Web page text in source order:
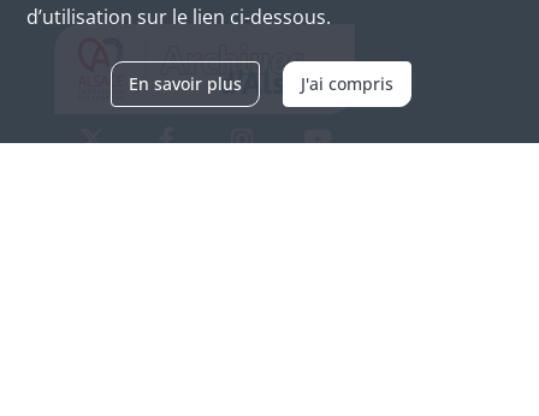
d’utilisation sur le lien ci-dessous.
En savoir plus J'ai compris